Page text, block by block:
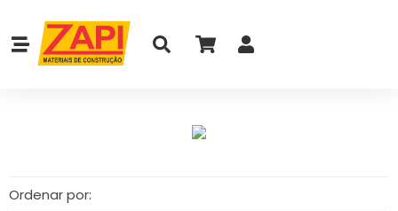
Ordenar por: